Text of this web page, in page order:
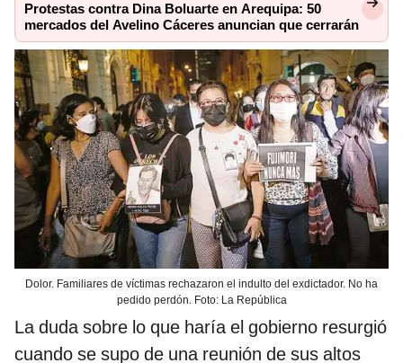
Protestas contra Dina Boluarte en Arequipa: 50
mercados del Avelino Cáceres anuncian que cerrarán
Dolor. Familiares de víctimas rechazaron el indulto del exdictador. No ha
pedido perdón. Foto: La República
La duda sobre lo que haría el gobierno resurgió
cuando se supo de una reunión de sus altos